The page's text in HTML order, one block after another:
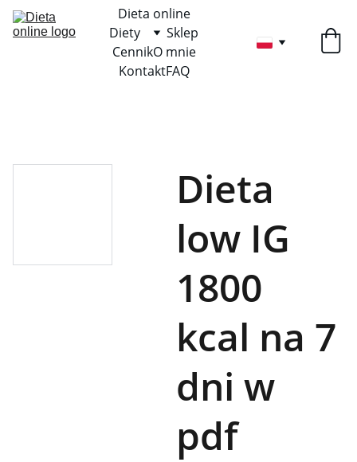
Dieta online
Diety
Sklep
CennikO mnie
KontaktFAQ
Dieta
low IG
1800
kcal na 7
dni w
pdf